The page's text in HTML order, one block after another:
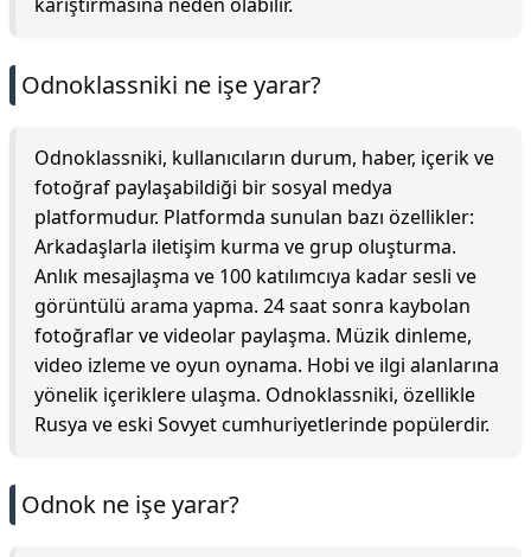
Odnoklassniki ne işe yarar?
Odnoklassniki, kullanıcıların durum, haber, içerik ve
fotoğraf paylaşabildiği bir sosyal medya
platformudur. Platformda sunulan bazı özellikler:
Arkadaşlarla iletişim kurma ve grup oluşturma.
Anlık mesajlaşma ve 100 katılımcıya kadar sesli ve
görüntülü arama yapma. 24 saat sonra kaybolan
fotoğraflar ve videolar paylaşma. Müzik dinleme,
video izleme ve oyun oynama. Hobi ve ilgi alanlarına
yönelik içeriklere ulaşma. Odnoklassniki, özellikle
Rusya ve eski Sovyet cumhuriyetlerinde popülerdir.
Odnok ne işe yarar?